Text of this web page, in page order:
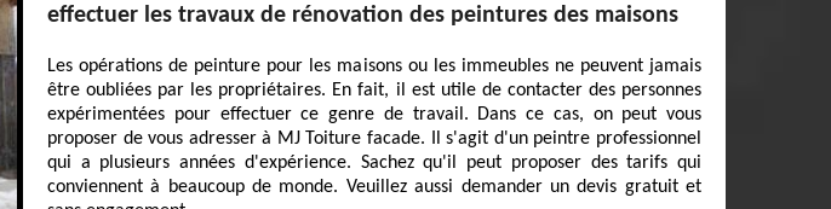
effectuer les travaux de rénovation des peintures des maisons
Les opérations de peinture pour les maisons ou les immeubles ne peuvent jamais
être oubliées par les propriétaires. En fait, il est utile de contacter des personnes
expérimentées pour effectuer ce genre de travail. Dans ce cas, on peut vous
proposer de vous adresser à MJ Toiture facade. Il s'agit d'un peintre professionnel
qui a plusieurs années d'expérience. Sachez qu'il peut proposer des tarifs qui
conviennent à beaucoup de monde. Veuillez aussi demander un devis gratuit et